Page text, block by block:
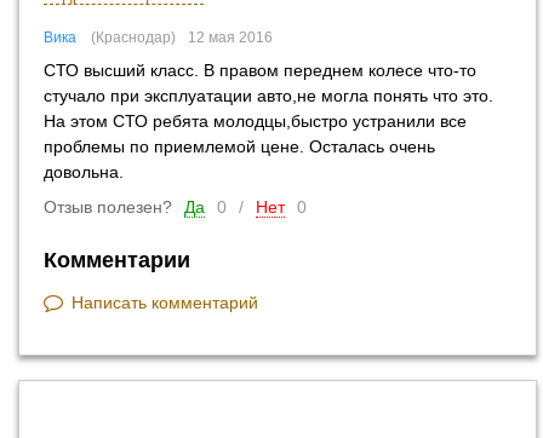
Вика Краснодар 12 мая 2016
СТО высший класс. В правом переднем колесе что-то
стучало при эксплуатации авто,не могла понять что это.
На этом СТО ребята молодцы,быстро устранили все
проблемы по приемлемой цене. Осталась очень
довольна.
Отзыв полезен?
Да 0 / Нет 0
Комментарии
Написать комментарий